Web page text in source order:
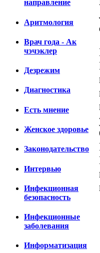
направление
Аритмология
Врач года - Ак
чэчэклер
Дезрежим
Диагностика
Есть мнение
Женское здоровье
Законодательство
Интервью
Инфекционная
безопасность
Инфекционные
заболевания
Информатизация